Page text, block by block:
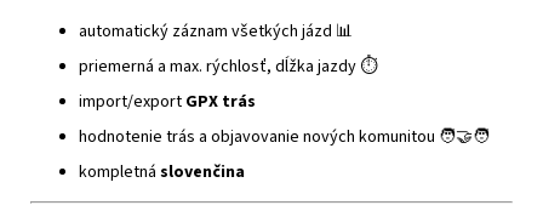
automatický záznam všetkých jázd 📊
priemerná a max. rýchlosť, dĺžka jazdy ⏱️
import/export GPX trás
hodnotenie trás a objavovanie nových komunitou 🧑‍🤝‍🧑
kompletná slovenčina